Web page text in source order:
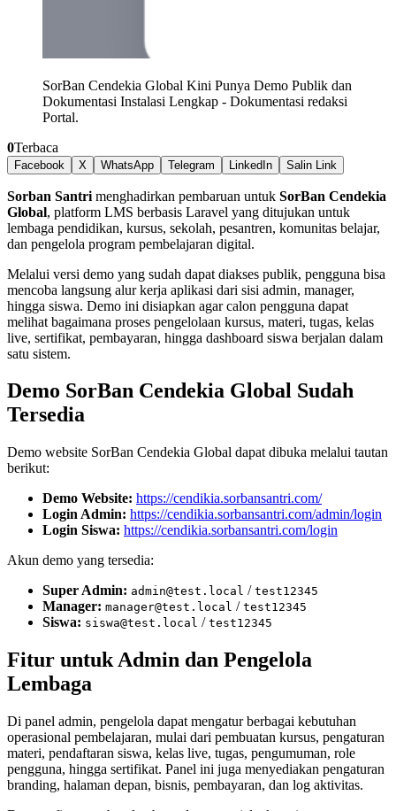
SorBan Cendekia Global Kini Punya Demo Publik dan
Dokumentasi Instalasi Lengkap - Dokumentasi redaksi
Portal.
0Terbaca
Facebook X WhatsApp Telegram LinkedIn Salin Link
Sorban Santri menghadirkan pembaruan untuk SorBan Cendekia
Global, platform LMS berbasis Laravel yang ditujukan untuk
lembaga pendidikan, kursus, sekolah, pesantren, komunitas belajar,
dan pengelola program pembelajaran digital.
Melalui versi demo yang sudah dapat diakses publik, pengguna bisa
mencoba langsung alur kerja aplikasi dari sisi admin, manager,
hingga siswa. Demo ini disiapkan agar calon pengguna dapat
melihat bagaimana proses pengelolaan kursus, materi, tugas, kelas
live, sertifikat, pembayaran, hingga dashboard siswa berjalan dalam
satu sistem.
Demo SorBan Cendekia Global Sudah
Tersedia
Demo website SorBan Cendekia Global dapat dibuka melalui tautan
berikut:
Demo Website: https://cendikia.sorbansantri.com/
Login Admin: https://cendikia.sorbansantri.com/admin/login
Login Siswa: https://cendikia.sorbansantri.com/login
Akun demo yang tersedia:
Super Admin: admin@test.local / test12345
Manager: manager@test.local / test12345
Siswa: siswa@test.local / test12345
Fitur untuk Admin dan Pengelola
Lembaga
Di panel admin, pengelola dapat mengatur berbagai kebutuhan
operasional pembelajaran, mulai dari pembuatan kursus, pengaturan
materi, pendaftaran siswa, kelas live, tugas, pengumuman, role
pengguna, hingga sertifikat. Panel ini juga menyediakan pengaturan
branding, halaman depan, bisnis, pembayaran, dan log aktivitas.